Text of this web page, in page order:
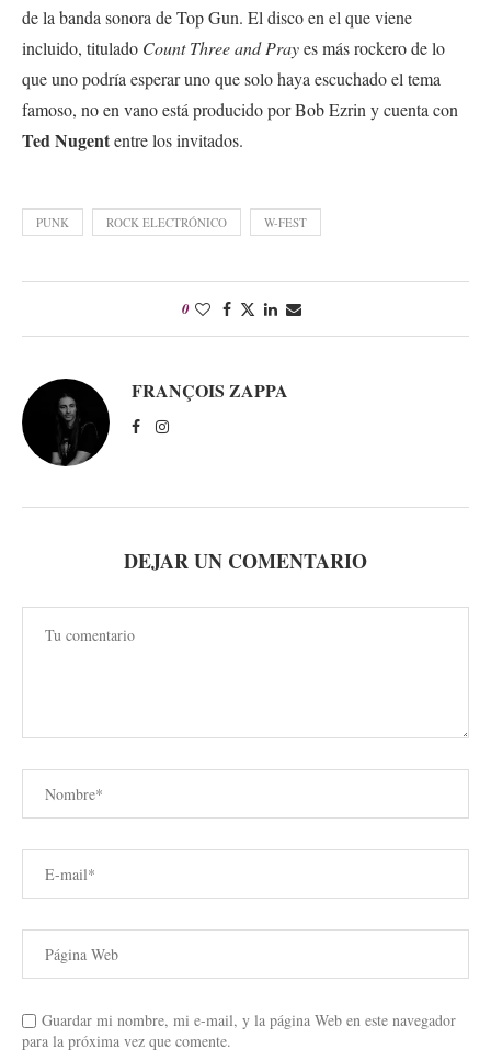
de la banda sonora de Top Gun. El disco en el que viene
incluido, titulado Count Three and Prayes más rockero de lo
que uno podría esperar uno que solo haya escuchado el tema
famoso, no en vano está producido por Bob Ezrin y cuenta con
Ted Nugententre los invitados.
PUNK ROCK ELECTRÓNICO W-FEST
0
FRANÇOIS ZAPPA
DEJAR UN COMENTARIO
Guardar mi nombre, mi e-mail, y la página Web en este navegador
para la próxima vez que comente.